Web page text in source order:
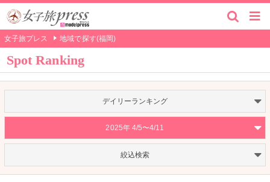
女子旅プレス 地域で探す(福岡)
Spot Ranking
デイリーランキング
2025年 4/5〜4/11
絞込検索